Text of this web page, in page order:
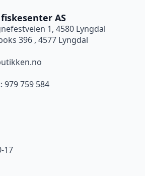
AS
1, 4580 Lyngdal
396 , 4577 Lyngdal
759 584
17